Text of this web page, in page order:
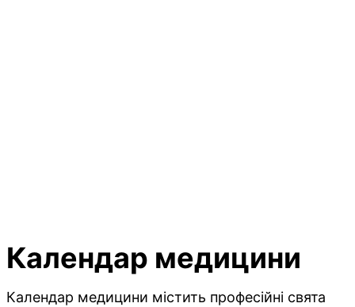
Календар медицини
Календар медицини містить професійні свята